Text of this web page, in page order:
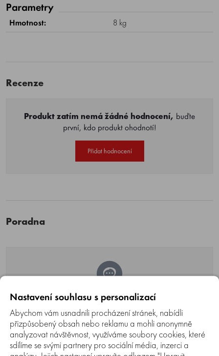
Parametry
Hmotnost: 8 kg
Recenze
Produkt zatím nemá žádné hodnocení, buďte
první, kdo produkt ohodnotí!
Přidat hodnocení
Poradna
Naši poradci a znalci sortimentu jsou
připraveni odpovídat na Vaše dotazy (Po–
Pá, 8–17 hod).
Zeptejte se na co potřebujete, odpovíme co
nejdříve.
Nastavení souhlasu s personalizací
Abychom vám usnadnili procházení stránek, nabídli
přizpůsobený obsah nebo reklamu a mohli anonymně
analyzovat návštěvnost, využíváme soubory cookies, které
sdílíme se svými partnery pro sociální média, inzerci a